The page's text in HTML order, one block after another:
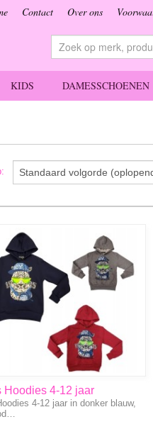
Contact Over ons
KIDS DAMESSCHOENEN
Hoodies 4-12 jaar
4-12 jaar in donker blauw,